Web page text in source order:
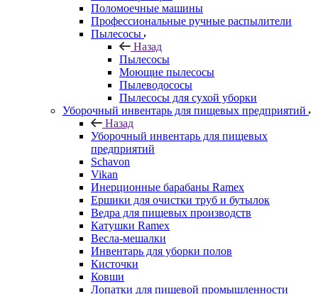
Поломоечные машины
Профессиональные ручные распылители
Пылесосы
Назад
Пылесосы
Моющие пылесосы
Пылеводососы
Пылесосы для сухой уборки
Уборочный инвентарь для пищевых предприятий
Назад
Уборочный инвентарь для пищевых
предприятий
Schavon
Vikan
Инерционные барабаны Ramex
Ершики для очистки труб и бутылок
Ведра для пищевых производств
Катушки Ramex
Весла-мешалки
Инвентарь для уборки полов
Кисточки
Ковши
Лопатки для пищевой промышленности